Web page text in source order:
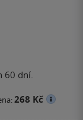
60 dní.
268 Kč